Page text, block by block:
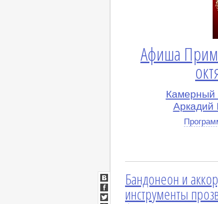
Афиша
Камерный
Аркадий
Бандонеон и
инструменты
ВКонтакте
Facebook